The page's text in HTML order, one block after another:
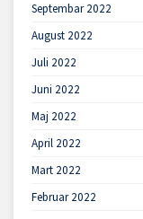
Septembar 2022
August 2022
Juli 2022
Juni 2022
Maj 2022
April 2022
Mart 2022
Februar 2022